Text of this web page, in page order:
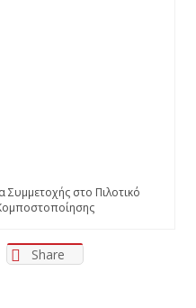
στο Πιλοτικό
Share